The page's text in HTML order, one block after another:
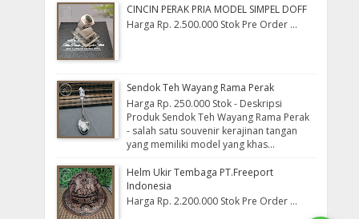
CINCIN PERAK PRIA MODEL SIMPEL DOFF
Harga Rp. 2.500.000 Stok Pre Order ...
Sendok Teh Wayang Rama Perak
Harga Rp. 250.000 Stok - Deskripsi
Produk Sendok Teh Wayang Rama Perak
- salah satu souvenir kerajinan tangan
yang memiliki model yang khas...
Helm Ukir Tembaga PT.Freeport
Indonesia
Harga Rp. 2.200.000 Stok Pre Order ...